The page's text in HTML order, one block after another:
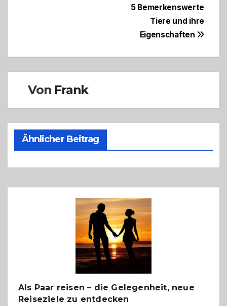
Beitragsnavigation5 Bemerkenswerte
Tiere und ihre
Eigenschaften
Von Frank
Ähnlicher Beitrag
Als Paar reisen – die Gelegenheit, neue
Reiseziele zu entdecken